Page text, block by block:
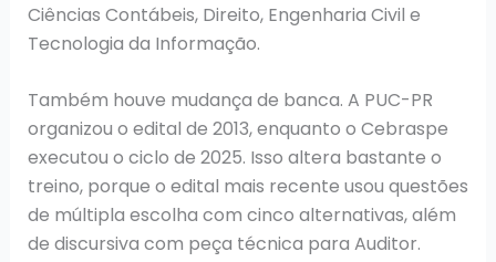
Ciências Contábeis, Direito, Engenharia Civil e
Tecnologia da Informação.
Também houve mudança de banca. A PUC-PR
organizou o edital de 2013, enquanto o Cebraspe
executou o ciclo de 2025. Isso altera bastante o
treino, porque o edital mais recente usou questões
de múltipla escolha com cinco alternativas, além
de discursiva com peça técnica para Auditor.